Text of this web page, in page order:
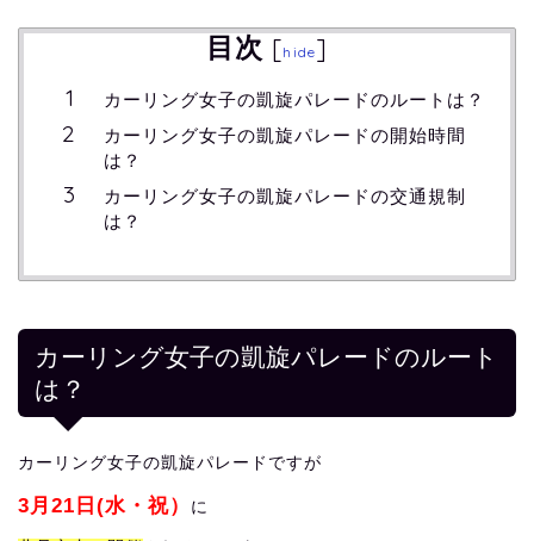
目次 [hide]
カーリング女子の凱旋パレードのルートは？
カーリング女子の凱旋パレードの開始時間
は？
カーリング女子の凱旋パレードの交通規制
は？
カーリング女子の凱旋パレードのルート
は？
カーリング女子の凱旋パレードですが
3月21日(水・祝） に